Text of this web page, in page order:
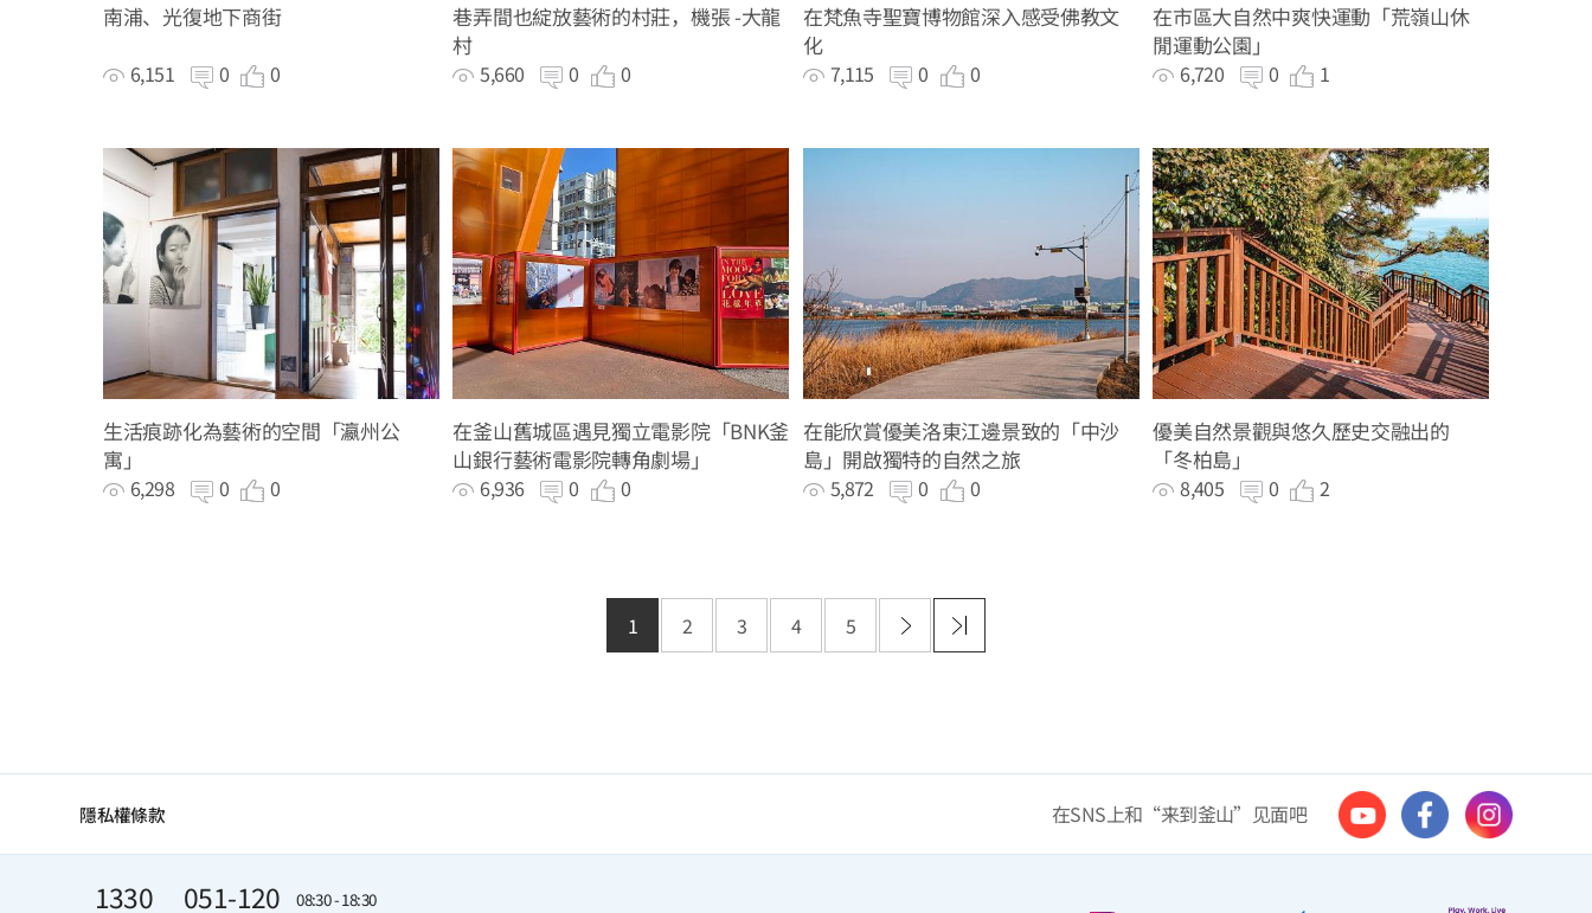
南浦、光復地下商街
6,151 0 0
巷弄間也綻放藝術的村莊，機張 -大龍
村
5,660 0 0
在梵魚寺聖寶博物館深入感受佛教文
化
7,115 0 0
在市區大自然中爽快運動「荒嶺山休
閒運動公園」
6,720 0 1
生活痕跡化為藝術的空間「瀛州公
寓」
6,298 0 0
在釜山舊城區遇見獨立電影院「BNK釜
山銀行藝術電影院轉角劇場」
6,936 0 0
在能欣賞優美洛東江邊景致的「中沙
島」開啟獨特的自然之旅
5,872 0 0
優美自然景觀與悠久歷史交融出的
「冬柏島」
8,405 0 2
1 2 3 4 5
隱私權條款 在SNS上和“来到釜山”见面吧
1330 051-120
08:30 - 18:30